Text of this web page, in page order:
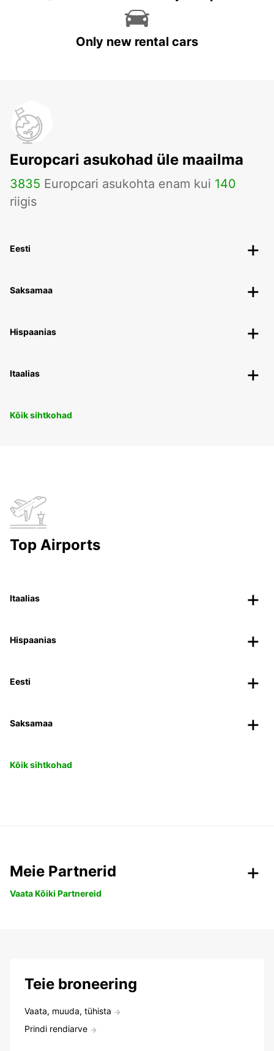
Only new rental cars
Europcari asukohad üle maailma
3835 Europcari asukohta enam kui 140
riigis
Eesti
Saksamaa
Hispaanias
Itaalias
Kõik sihtkohad
Top Airports
Itaalias
Hispaanias
Eesti
Saksamaa
Kõik sihtkohad
Meie Partnerid
Vaata Kõiki Partnereid
Teie broneering
Vaata, muuda, tühista
Prindi rendiarve